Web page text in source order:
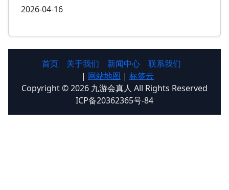
2026-04-16
首页 关于我们 新闻中心
联系我们
| 网站地图 | 标签云
Copyright © 2026 九游会真人 All Rights Reserved
ICP备20362365号-84